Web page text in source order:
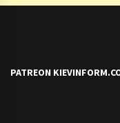
PATREON